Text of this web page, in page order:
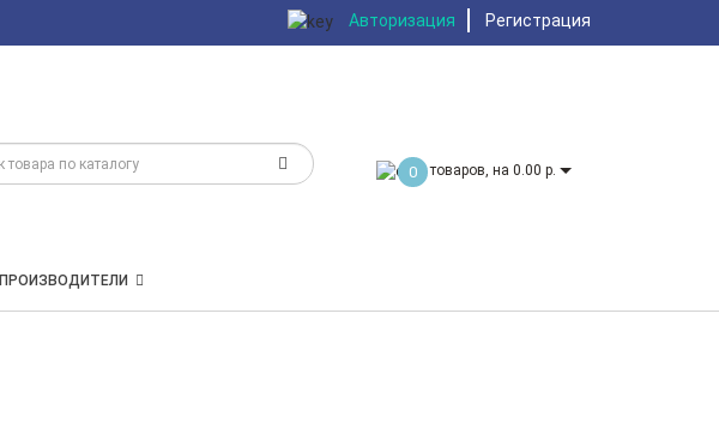
Авторизация Регистрация
0 товаров, на 0.00 р.
ПРОИЗВОДИТЕЛИ